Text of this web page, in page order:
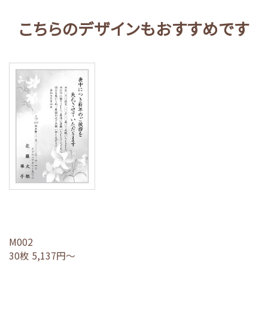
こちらのデザインもおすすめです
M002
30枚 5,137円～